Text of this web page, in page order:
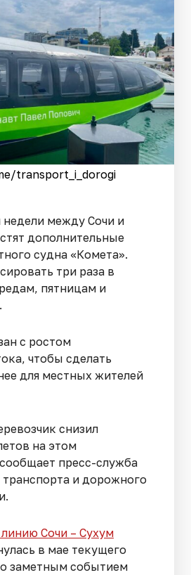
transport_i_dorogi
между Сочи и
дополнительные
судна «Комета».
три раза в
пятницам и
с ростом
чтобы сделать
для местных жителей
снизил
на этом
пресс-служба
и дорожного
линию Сочи – Сухум
в мае текущего
заметным событием